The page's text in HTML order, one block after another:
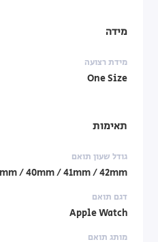
מידה
מידת רצועה
One Size
תאימות
גודל שעון תואם
/ 40mm / 41mm / 42mm
דגם תואם
Apple Watch
מותג תואם